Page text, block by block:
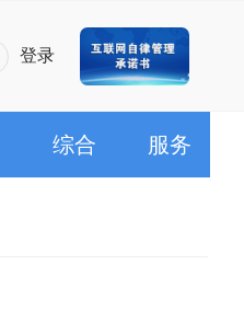
登录
综合 服务